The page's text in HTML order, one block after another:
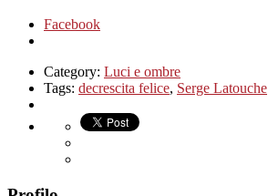
Facebook
Category: Luci e ombre
Tags: decrescita felice, Serge Latouche